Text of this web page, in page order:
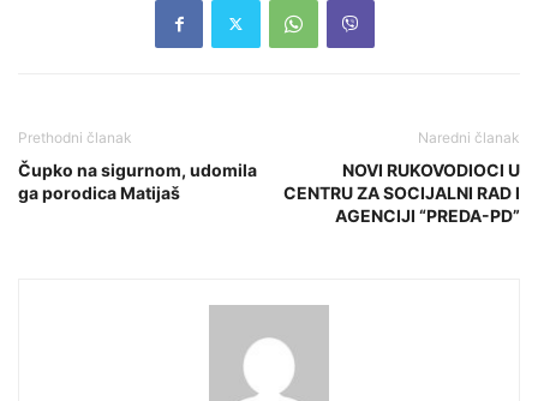
Prethodni članak
Čupko na sigurnom, udomila
ga porodica Matijaš
Naredni članak
NOVI RUKOVODIOCI U
CENTRU ZA SOCIJALNI RAD I
AGENCIJI “PREDA-PD”